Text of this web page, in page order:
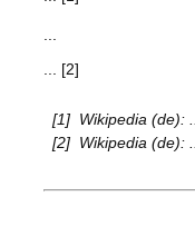
... [2]
[1] Wikipedia (de): ...
[2] Wikipedia (de): ...